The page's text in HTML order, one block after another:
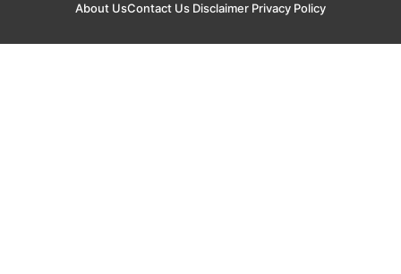
About UsContact Us Disclaimer Privacy Policy